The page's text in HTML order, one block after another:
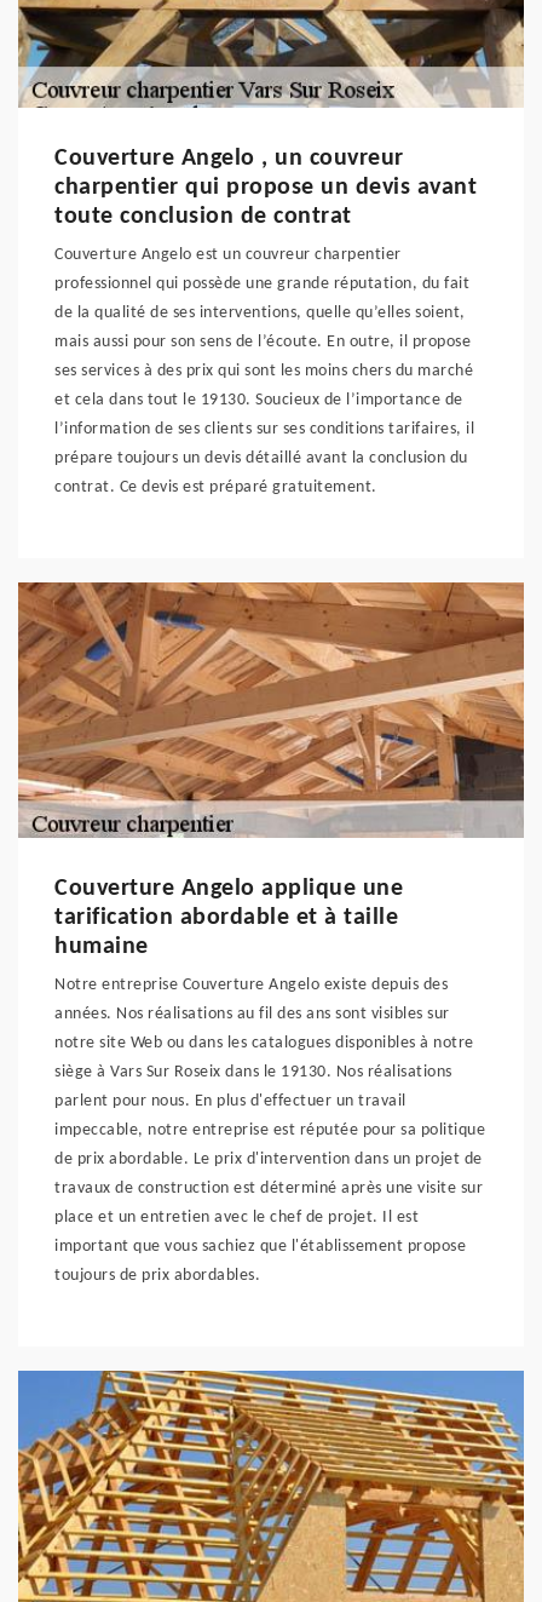
Couverture Angelo , un couvreur
charpentier qui propose un devis avant
toute conclusion de contrat
Couverture Angelo est un couvreur charpentier
professionnel qui possède une grande réputation, du fait
de la qualité de ses interventions, quelle qu’elles soient,
mais aussi pour son sens de l’écoute. En outre, il propose
ses services à des prix qui sont les moins chers du marché
et cela dans tout le 19130. Soucieux de l’importance de
l’information de ses clients sur ses conditions tarifaires, il
prépare toujours un devis détaillé avant la conclusion du
contrat. Ce devis est préparé gratuitement.
Couverture Angelo applique une
tarification abordable et à taille
humaine
Notre entreprise Couverture Angelo existe depuis des
années. Nos réalisations au fil des ans sont visibles sur
notre site Web ou dans les catalogues disponibles à notre
siège à Vars Sur Roseix dans le 19130. Nos réalisations
parlent pour nous. En plus d'effectuer un travail
impeccable, notre entreprise est réputée pour sa politique
de prix abordable. Le prix d'intervention dans un projet de
travaux de construction est déterminé après une visite sur
place et un entretien avec le chef de projet. Il est
important que vous sachiez que l'établissement propose
toujours de prix abordables.